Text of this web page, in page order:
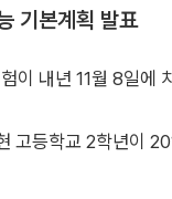
기본계획 발표
이 내년 11월 8일에
고등학교 2학년이